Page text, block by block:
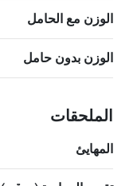
الوزن مع الحامل
الوزن بدون حامل
الملحقات
المهايئ